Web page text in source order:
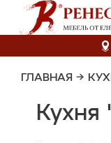
ГЛАВНАЯ →